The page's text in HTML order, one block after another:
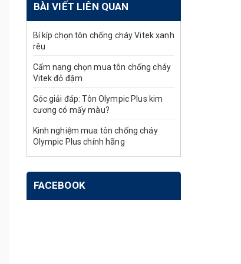
BÀI VIẾT LIÊN QUAN
Bí kíp chọn tôn chống cháy Vitek xanh
rêu
Cẩm nang chọn mua tôn chống cháy
Vitek đỏ đậm
Góc giải đáp: Tôn Olympic Plus kim
cương có mấy màu?
Kinh nghiệm mua tôn chống cháy
Olympic Plus chính hãng
FACEBOOK